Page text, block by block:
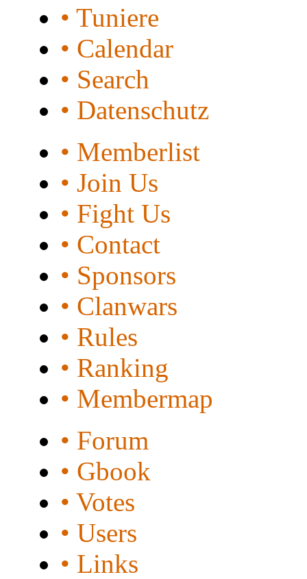
• Tuniere
• Calendar
• Search
• Datenschutz
• Memberlist
• Join Us
• Fight Us
• Contact
• Sponsors
• Clanwars
• Rules
• Ranking
• Membermap
• Forum
• Gbook
• Votes
• Users
• Links